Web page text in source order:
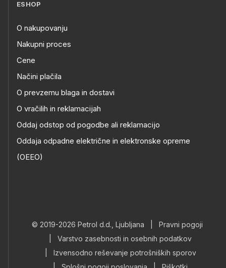
ESHOP
O nakupovanju
Nakupni proces
Cene
Načini plačila
O prevzemu blaga in dostavi
O vračilih in reklamacijah
Oddaj odstop od pogodbe ali reklamacijo
Oddaja odpadne električne in elektronske opreme
(OEEO)
© 2019-2026 Petrol d.d., Ljubljana
Pravni pogoji
Varstvo zasebnosti in osebnih podatkov
Izvensodno reševanje potrošniških sporov